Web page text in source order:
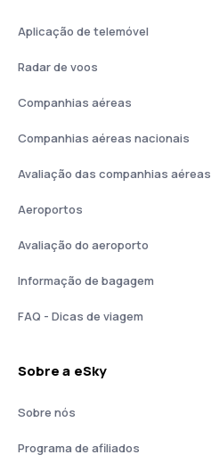
Aplicação de telemóvel
Radar de voos
Companhias aéreas
Companhias aéreas nacionais
Avaliação das companhias aéreas
Aeroportos
Avaliação do aeroporto
Informação de bagagem
FAQ - Dicas de viagem
Sobre a eSky
Sobre nós
Programa de afiliados